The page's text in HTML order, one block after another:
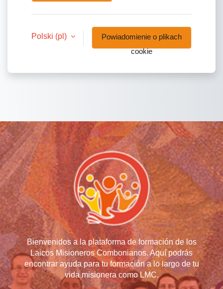
Polski ‎(pl)‎
Powiadomienie o plikach
cookie
Bienvenidos a la plataforma de formación de los
Laicos Misioneros Combonianos. Aquí podrás
encontrar ayuda para tu formación a lo largo de tu
vida misionera como LMC.